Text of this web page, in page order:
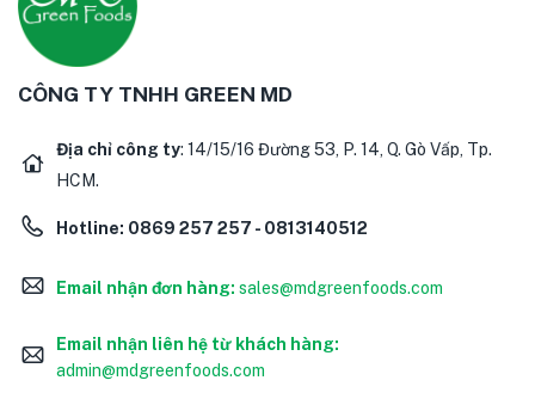
CÔNG TY TNHH GREEN MD
Địa chỉ công ty: 14/15/16 Đường 53, P. 14, Q. Gò Vấp, Tp.
HCM.
Hotline: 0869 257 257 - 0813140512
Email nhận đơn hàng: sales@mdgreenfoods.com
Email nhận liên hệ từ khách hàng:
admin@mdgreenfoods.com